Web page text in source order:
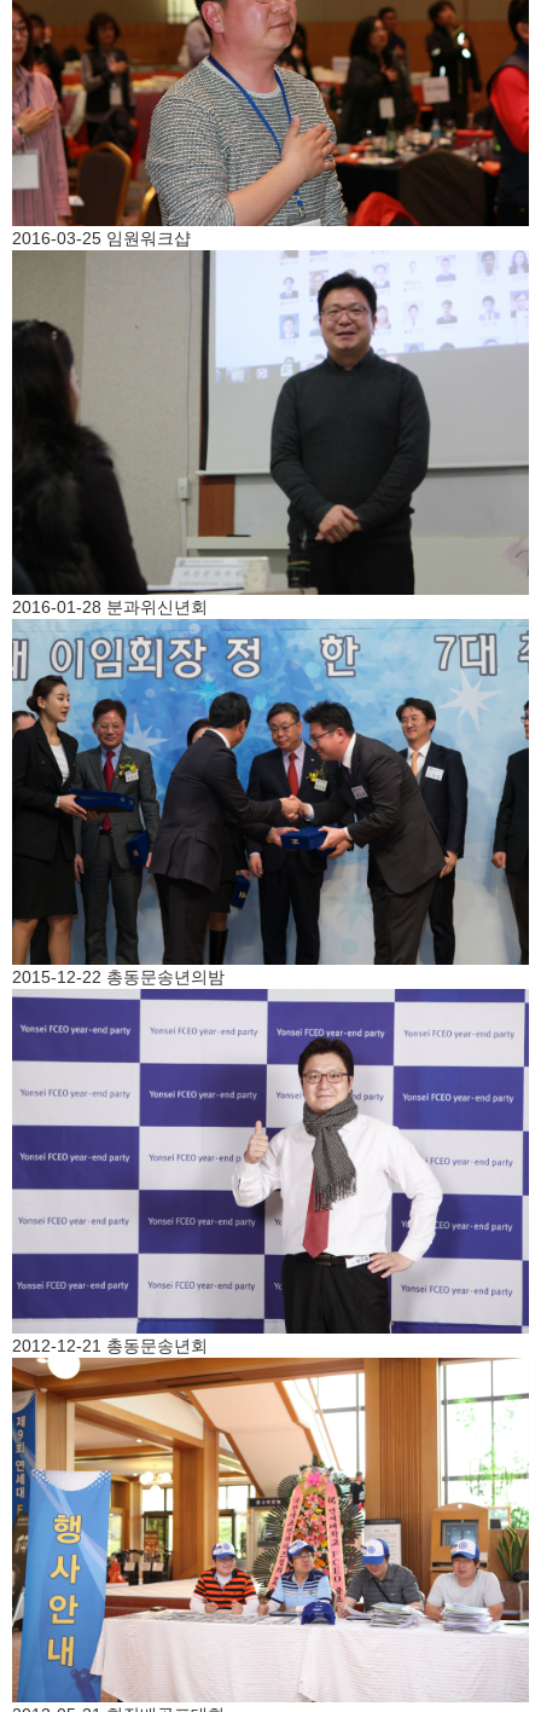
2016-03-25 임원워크샵
2016-01-28 분과위신년회
2015-12-22 총동문송년의밤
2012-12-21 총동문송년회